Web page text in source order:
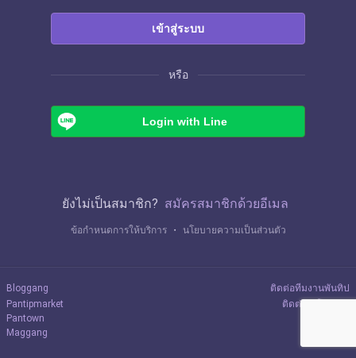
เข้าสู่ระบบ
หรือ
Login with Line
ยังไม่เป็นสมาชิก? สมัครสมาชิกด้วยอีเมล
ข้อกำหนดการให้บริการ ・ นโยบายความเป็นส่วนตัว
Bloggang
Pantipmarket
Pantown
Maggang
ติดต่อทีมงานพันทิป
ติดต่อลงโฆษณา